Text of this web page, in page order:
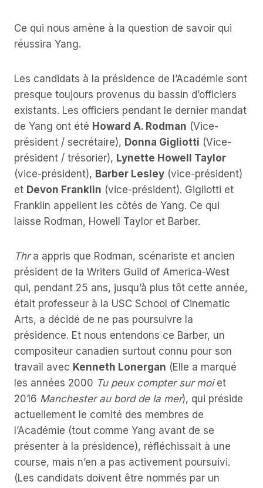
Ce qui nous amène à la question de savoir qui
réussira Yang.
Les candidats à la présidence de l’Académie sont
presque toujours provenus du bassin d’officiers
existants. Les officiers pendant le dernier mandat
de Yang ont été Howard A. Rodman (Vice-
président / secrétaire), Donna Gigliotti (Vice-
président / trésorier), Lynette Howell Taylor
(vice-président), Barber Lesley (vice-président)
et Devon Franklin (vice-président). Gigliotti et
Franklin appellent les côtés de Yang. Ce qui
laisse Rodman, Howell Taylor et Barber.
Thra appris que Rodman, scénariste et ancien
président de la Writers Guild of America-West
qui, pendant 25 ans, jusqu’à plus tôt cette année,
était professeur à la USC School of Cinematic
Arts, a décidé de ne pas poursuivre la
présidence. Et nous entendons ce Barber, un
compositeur canadien surtout connu pour son
travail avec Kenneth Lonergan (Elle a marqué
les années 2000 Tu peux compter sur moiet
2016 Manchester au bord de la mer), qui préside
actuellement le comité des membres de
l’Académie (tout comme Yang avant de se
présenter à la présidence), réfléchissait à une
course, mais n’en a pas activement poursuivi.
(Les candidats doivent être nommés par un